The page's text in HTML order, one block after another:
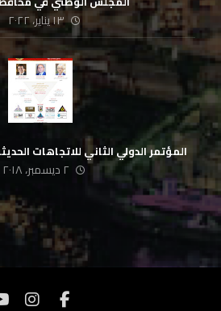
١٣ يناير، ٢٠٢٢
المؤتمر الدولي الثاني للاتجاهات
٢ ديسمبر، ٢٠١٨